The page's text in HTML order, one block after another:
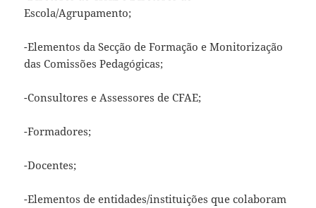
Escola/Agrupamento;
-Elementos da Secção de Formação e Monitorização
das Comissões Pedagógicas;
-Consultores e Assessores de CFAE;
-Formadores;
-Docentes;
-Elementos de entidades/instituições que colaboram